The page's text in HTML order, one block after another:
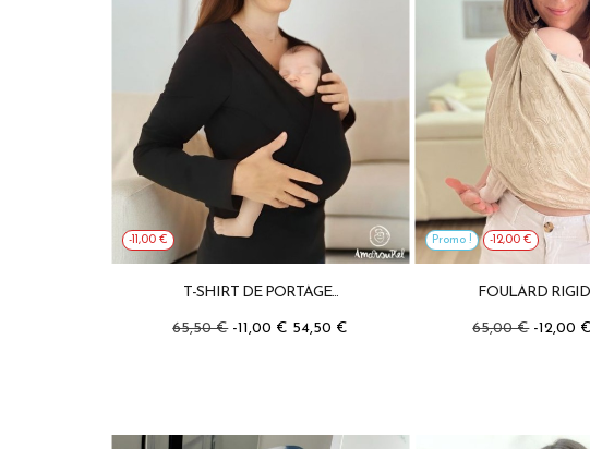
-11,00 €
T-SHIRT DE PORTAGE...
65,50 € -11,00 € 54,50 €
Promo ! -12,00 €
FOULARD
65,00 € -12,00 €